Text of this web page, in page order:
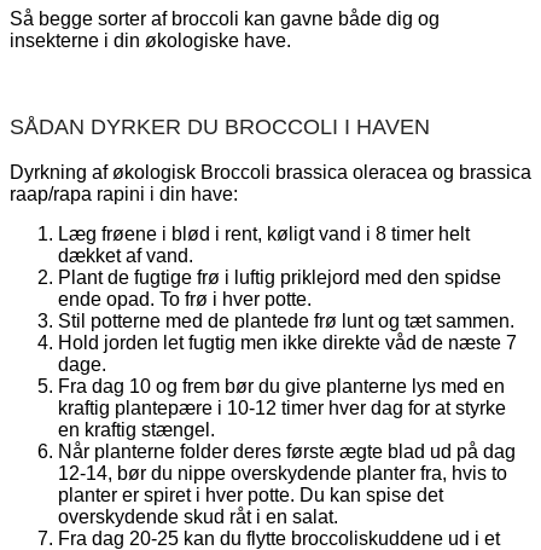
Så begge sorter af broccoli kan gavne både dig og
insekterne i din økologiske have.
SÅDAN DYRKER DU BROCCOLI I HAVEN
Dyrkning af økologisk Broccoli brassica oleracea og brassica
raap/rapa rapini i din have:
Læg frøene i blød i rent, køligt vand i 8 timer helt
dækket af vand.
Plant de fugtige frø i luftig priklejord med den spidse
ende opad. To frø i hver potte.
Stil potterne med de plantede frø lunt og tæt sammen.
Hold jorden let fugtig men ikke direkte våd de næste 7
dage.
Fra dag 10 og frem bør du give planterne lys med en
kraftig plantepære i 10-12 timer hver dag for at styrke
en kraftig stængel.
Når planterne folder deres første ægte blad ud på dag
12-14, bør du nippe overskydende planter fra, hvis to
planter er spiret i hver potte. Du kan spise det
overskydende skud råt i en salat.
Fra dag 20-25 kan du flytte broccoliskuddene ud i et